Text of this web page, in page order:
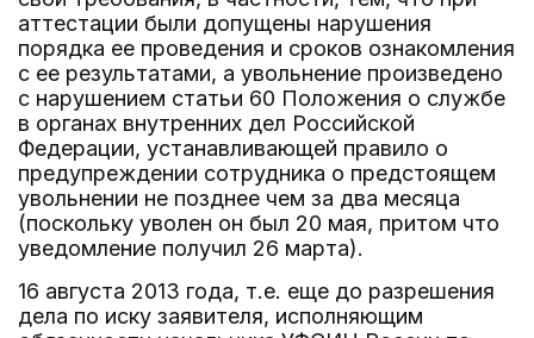
аттестации были допущены нарушения
порядка ее проведения и сроков ознакомления
с ее результатами, а увольнение произведено
с нарушением статьи 60 Положения о службе
в органах внутренних дел Российской
Федерации, устанавливающей правило о
предупреждении сотрудника о предстоящем
увольнении не позднее чем за два месяца
(поскольку уволен он был 20 мая, притом что
уведомление получил 26 марта).
16 августа 2013 года, т.е. еще до разрешения
дела по иску заявителя, исполняющим